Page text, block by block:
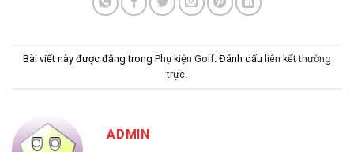
Bài viết này được đăng trong Phụ kiện Golf . Đánh dấu liên kết thường
trực
ADMIN